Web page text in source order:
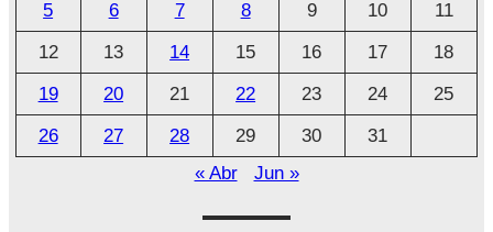
v
o
5
6 7 8 9 10
11
12
13 14 15 16 17
18
19
20 21 22 23 24
25
26
27 28 29 30
31
« Abr
Jun »